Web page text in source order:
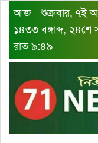
আজ - শুক্রবার, ৭ই
১৪৩৩ বঙ্গাব্দ,
রাত ৯:৪৯